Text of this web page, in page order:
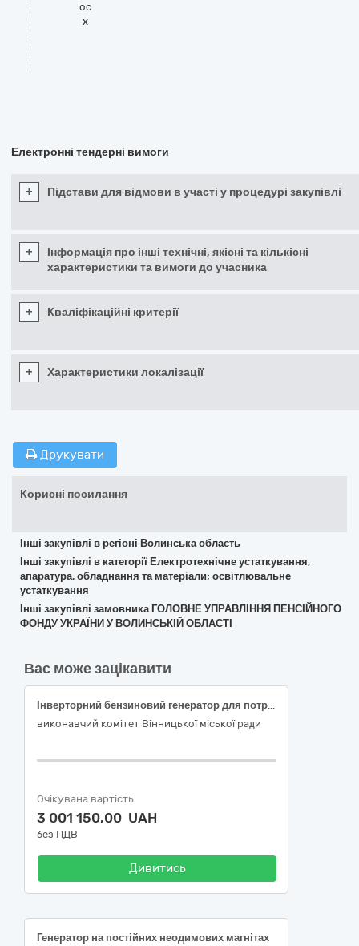
oc
x
Електронні тендерні вимоги
+ Підстави для відмови в участі у процедурі закупівлі
+
Інформація про інші технічні, якісні та кількісні
характеристики та вимоги до учасника
+ Кваліфікаційні критерії
+ Характеристики локалізації
Друкувати
Корисні посилання
Інші закупівлі в регіоні Волинська область
Інші закупівлі в категорії Електротехнічне устаткування,
апаратура, обладнання та матеріали; освітлювальне
устаткування
Інші закупівлі замовника ГОЛОВНЕ УПРАВЛІННЯ ПЕНСІЙНОГО
ФОНДУ УКРАЇНИ У ВОЛИНСЬКІЙ ОБЛАСТІ
Вас може зацікавити
Інверторний бензиновий генератор для потреб ЗСУ та інших військових формувань
виконавчий комітет Вінницької міської ради
Очікувана вартість
3 001 150,00 UAH
без ПДВ
Дивитись
Генератор на постійних неодимових магнітах